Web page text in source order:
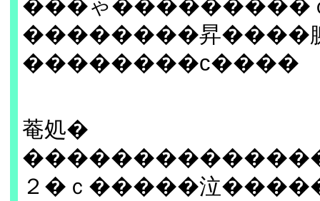
���ゃ���������
��������昇����
��������с����
菴処�
２�ｃ�����泣